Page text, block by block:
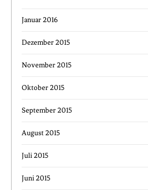
Januar 2016
Dezember 2015
November 2015
Oktober 2015
September 2015
August 2015
Juli 2015
Juni 2015